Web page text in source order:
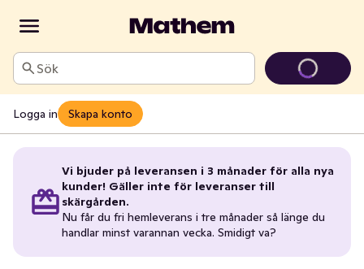
Sök
Logga in Skapa konto
Vi bjuder på leveransen i 3 månader för alla nya
kunder! Gäller inte för leveranser till
skärgården.
Nu får du fri hemleverans i tre månader så länge du
handlar minst varannan vecka. Smidigt va?